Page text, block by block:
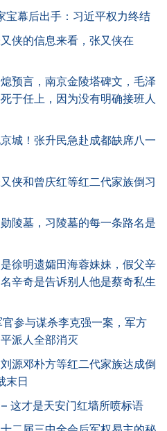
宝幕后出手：习近平权力终结
侠的信息来看，张又侠在
预言，南京金陵塔碑文，毛泽
于任上，因为没有明确接班人
城！张升民急赴成都缺席八一
侠和曾庆红等红二代家族倒习
陵墓，习陵墓的每一条路名是
徐明遗孀田海蓉妹妹，假父辛
辛奇是告诉别人他是蔡奇私生
参与谋杀李克强一案，军方
派人全部消灭
源邓朴方等红二代家族达成倒
末日
这才是天安门红墙所喷标语